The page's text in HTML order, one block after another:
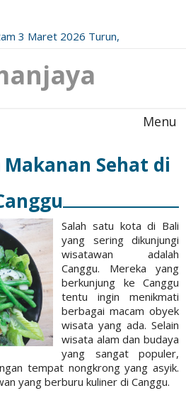
3 Maret 2026 Turun,
Menu
Sehat di
Salah satu kota di Bali
yang sering dikunjungi
wisatawan adalah
Canggu. Mereka yang
berkunjung ke Canggu
tentu ingin menikmati
berbagai macam obyek
wisata yang ada. Selain
wisata alam dan budaya
yang sangat populer,
tempat nongkrong yang asyik.
yang berburu kuliner di Canggu.